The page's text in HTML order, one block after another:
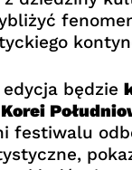
będzie
festiwalu